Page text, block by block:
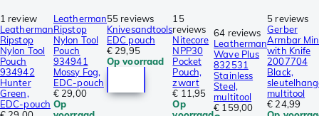
1 review
Leatherman
Ripstop
Nylon Tool
Pouch
934942
Hunter
Green,
EDC-pouch
Leatherman
Ripstop
Nylon Tool
Pouch
934941
Mossy Fog,
EDC-pouch
€ 29,00
Op
55 reviews
Knivesandtools
EDC pouch
€ 29,95
Op voorraad
15
reviews
Nitecore
NPP30
Pocket
Pouch,
zwart
€ 11,95
Op
64 reviews
Leatherman
Wave Plus
832531
Stainless
Steel,
multitool
€ 159,00
5 reviews
Gerber
Armbar
with Knife
2007704
Black,
multitool
€ 24,99